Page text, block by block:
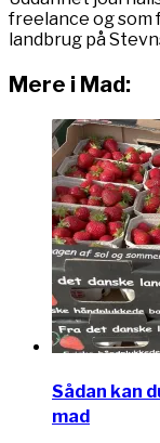
freelance og
landbrug på
Mere i Mad:
Sådan kan
mad